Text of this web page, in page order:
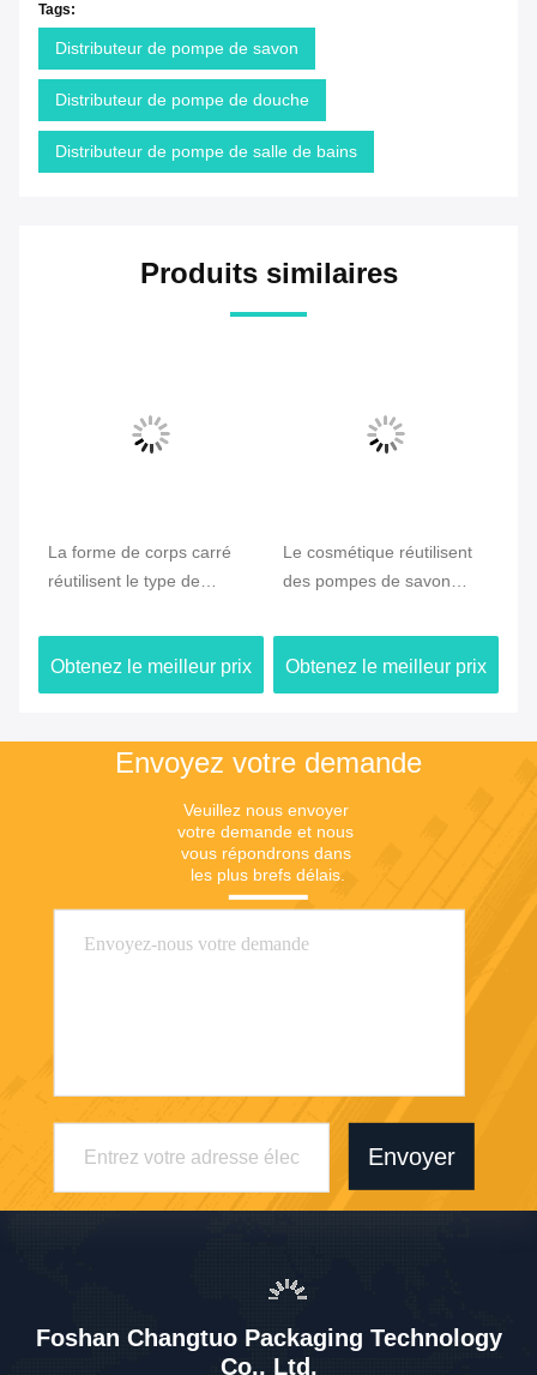
Tags:
Distributeur de pompe de savon
Distributeur de pompe de douche
Distributeur de pompe de salle de bains
Produits similaires
La forme de corps carré
réutilisent le type de
savon utilisation de douche
avec la serrure d'agrafe
Obtenez le meilleur prix
Le cosmétique réutilisent
des pompes de savon
type liquide matière
plastique
Obtenez le meilleur prix
Envoyez votre demande
Veuillez nous envoyer
votre demande et nous
vous répondrons dans
les plus brefs délais.
Envoyer
Foshan Changtuo Packaging Technology
Co., Ltd.